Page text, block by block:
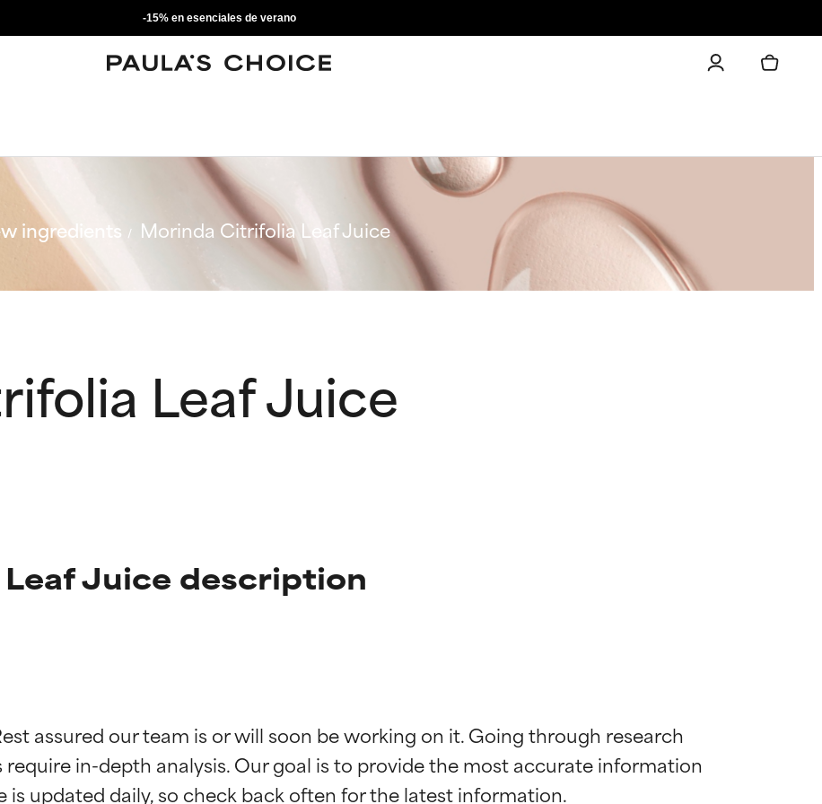
-15% en esenciales de verano
ingredients
Morinda Citrifolia Leaf Juice
Leaf Juice
Juice description
assured our team is or will soon be working on it. Going through research
in-depth analysis. Our goal is to provide the most accurate information
con beneficios reales para la piel. Su eficacia está demostrada y
con beneficios reales para la piel. Su eficacia está demostrada y